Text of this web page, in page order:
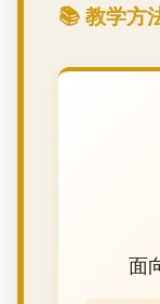
📚 教学方
面